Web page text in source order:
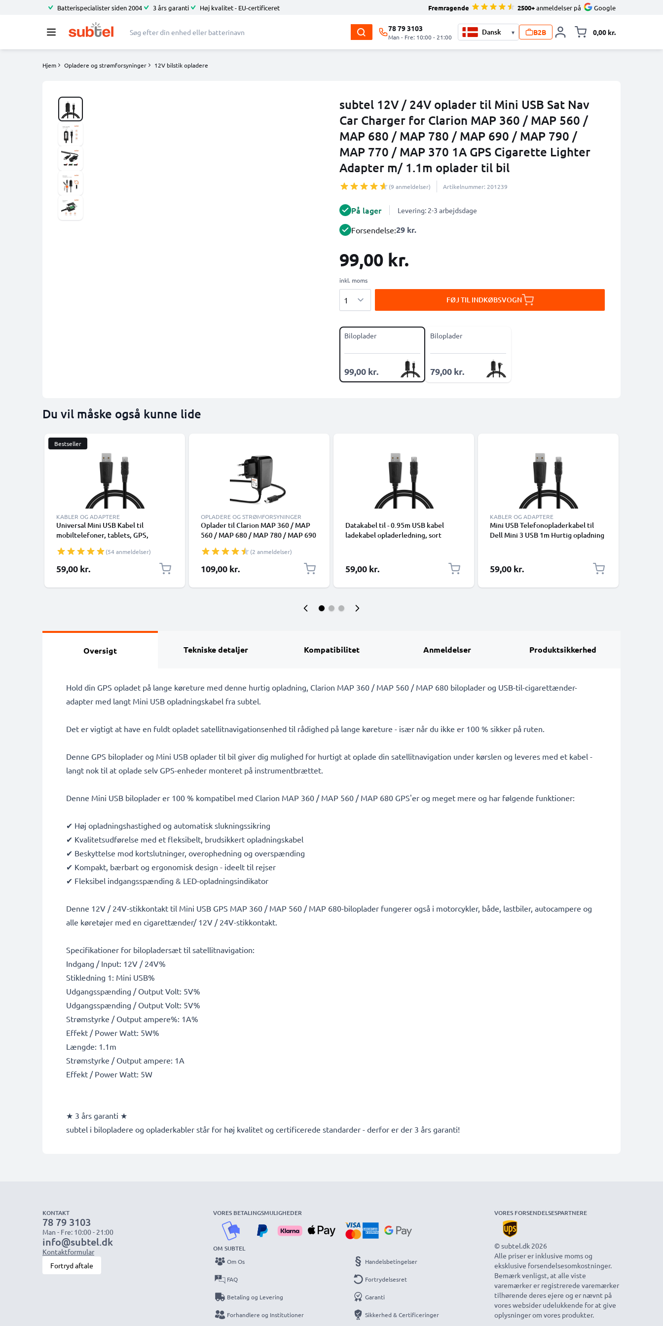
Batterispecialister siden 2004 3 års garanti Høj kvalitet - EU-certificeret Fremragende 2500+anmeldelser på Google
78 79 3103
Man - Fre: 10:00 - 21:00
▾ B2B 0,00 kr.
Hjem Opladere og strømforsyninger 12V bilstik opladere
subtel 12V / 24V oplader til Mini USB Sat Nav
Car Charger for Clarion MAP 360 / MAP 560 /
MAP 680 / MAP 780 / MAP 690 / MAP 790 /
MAP 770 / MAP 370 1A GPS Cigarette Lighter
Adapter m/ 1.1m oplader til bil
(9 anmeldelser) Artikelnummer: 201239
På lager Levering: 2-3 arbejdsdage
Forsendelse:29 kr.
99,00 kr.
inkl. moms
FØJ TIL INDKØBSVOGN
Biloplader
99,00 kr.
Biloplader
79,00 kr.
Du vil måske også kunne lide
Bestseller
KABLER OG ADAPTERE
Universal Mini USB Kabel til
mobiltelefoner, tablets, GPS,
1m PVC Opladning/opladerkabel -
Sort
(54 anmeldelser)
59,00 kr.
OPLADERE OG STRØMFORSYNINGER
Oplader til Clarion MAP 360 / MAP
560 / MAP 680 / MAP 780 / MAP 690
/ 1000mA Med indbygget
opladningskabel 1.1m
(2 anmeldelser)
109,00 kr.
Datakabel til - 0.95m USB kabel
ladekabel opladerledning, sort
59,00 kr.
KABLER OG ADAPTERE
Mini USB Telefonopladerkabel til
Dell Mini 3 USB 1m Hurtig opladning
59,00 kr.
Oversigt Tekniske detaljer Kompatibilitet Anmeldelser Produktsikkerhed
Hold din GPS opladet på lange køreture med denne hurtig opladning, Clarion MAP 360 / MAP 560 / MAP 680 biloplader og USB-til-cigarettænder-
adapter med langt Mini USB opladningskabel fra subtel.
Det er vigtigt at have en fuldt opladet satellitnavigationsenhed til rådighed på lange køreture - især når du ikke er 100 % sikker på ruten.
Denne GPS biloplader og Mini USB oplader til bil giver dig mulighed for hurtigt at oplade din satellitnavigation under kørslen og leveres med et kabel -
langt nok til at oplade selv GPS-enheder monteret på instrumentbrættet.
Denne Mini USB biloplader er 100 % kompatibel med Clarion MAP 360 / MAP 560 / MAP 680 GPS'er og meget mere og har følgende funktioner:
✔ Høj opladningshastighed og automatisk slukningssikring
✔ Kvalitetsudførelse med et fleksibelt, brudsikkert opladningskabel
✔ Beskyttelse mod kortslutninger, overophedning og overspænding
✔ Kompakt, bærbart og ergonomisk design - ideelt til rejser
✔ Fleksibel indgangsspænding & LED-opladningsindikator
Denne 12V / 24V-stikkontakt til Mini USB GPS MAP 360 / MAP 560 / MAP 680-biloplader fungerer også i motorcykler, både, lastbiler, autocampere og
alle køretøjer med en cigarettænder/ 12V / 24V-stikkontakt.
Specifikationer for bilopladersæt til satellitnavigation:
Indgang / Input: 12V / 24V%
Stikledning 1: Mini USB%
Udgangsspænding / Output Volt: 5V%
Udgangsspænding / Output Volt: 5V%
Strømstyrke / Output ampere%: 1A%
Effekt / Power Watt: 5W%
Længde: 1.1m
Strømstyrke / Output ampere: 1A
Effekt / Power Watt: 5W
★ 3 års garanti ★
subtel i bilopladere og opladerkabler står for høj kvalitet og certificerede standarder - derfor er der 3 års garanti!
KONTAKT
78 79 3103
Man - Fre: 10:00 - 21:00
info@subtel.dk
Kontaktformular
Fortryd aftale
VORES BETALINGSMULIGHEDER
OM SUBTEL
Om Os
FAQ
Betaling og Levering
Forhandlere og Institutioner
Handelsbetingelser
Fortrydelsesret
Garanti
Sikkerhed & Certificeringer
VORES FORSENDELSESPARTNERE
© subtel.dk 2026
Alle priser er inklusive moms og
eksklusive forsendelsesomkostninger.
Bemærk venligst, at alle viste
varemærker er registrerede varemærker
tilhørende deres ejere og er nævnt på
vores websider udelukkende for at give
oplysninger om vores produkter.